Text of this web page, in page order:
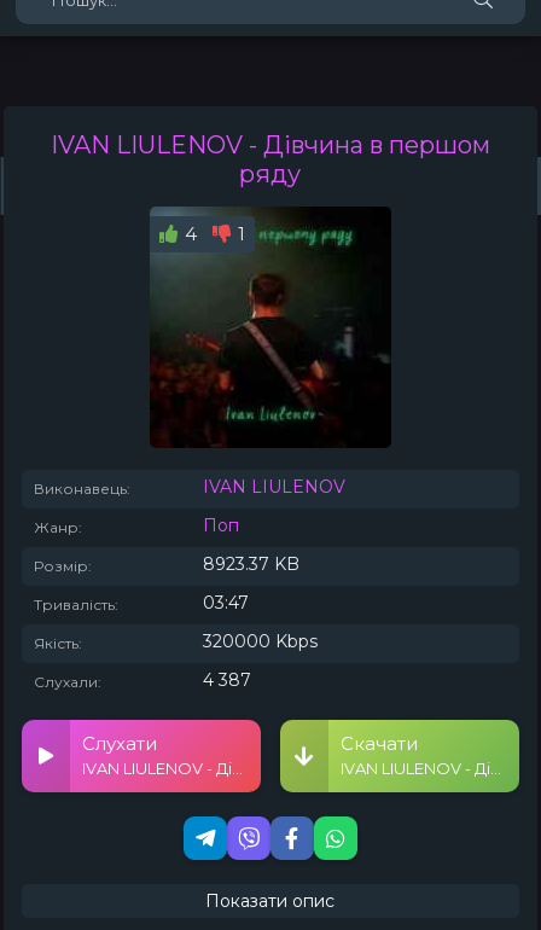
IVAN LIULENOV- Дівчина в першом
ряду
4 1
Виконавець: IVAN LIULENOV
Жанр: Поп
Розмір: 8923.37 KB
Тривалість: 03:47
Якість: 320000 Kbps
Слухали: 4 387
Слухати Скачати
Показати опис